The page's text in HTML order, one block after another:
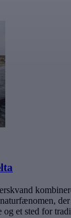
et sted for